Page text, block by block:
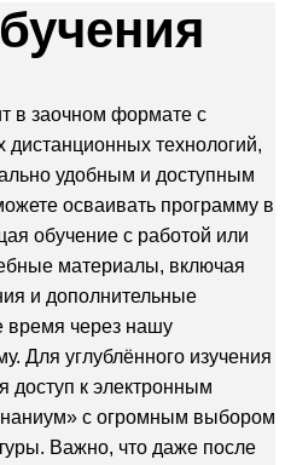
в заочном формате с
технологий,
удобным и доступным
осваивать программу в
обучение с работой или
материалы, включая
и дополнительные
время через нашу
Для углублённого изучения
доступ к электронным
с огромным выбором
Важно, что даже после